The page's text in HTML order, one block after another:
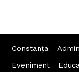
Constanța
Eveniment